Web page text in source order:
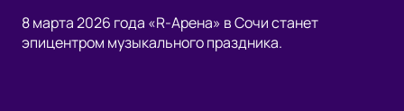
8 марта 2026 года «R-Арена» в Сочи станет
эпицентром музыкального праздника.